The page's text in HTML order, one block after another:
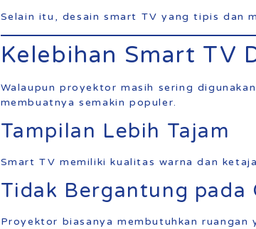
Selain itu, desain smart TV yang tipis dan
Kelebihan Smart TV
Walaupun proyektor masih sering
membuatnya semakin populer.
Tampilan Lebih Tajam
Smart TV memiliki kualitas warna dan
Tidak Bergantung pada
Proyektor biasanya membutuhkan